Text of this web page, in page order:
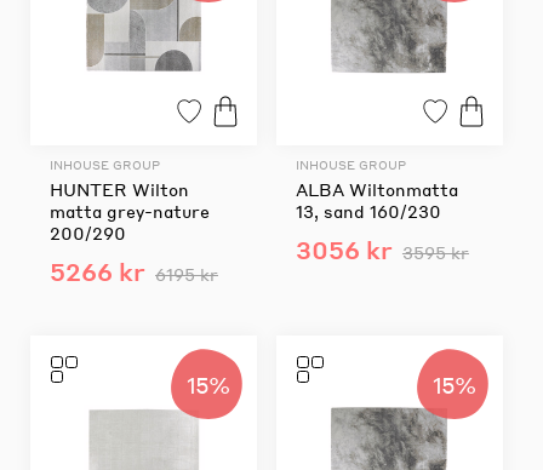
INHOUSE GROUP
HUNTER Wilton
matta grey-nature
200/290
5266 kr 6195 kr
INHOUSE GROUP
ALBA Wiltonmatta
13, sand 160/230
3056 kr 3595 kr
15% 15%